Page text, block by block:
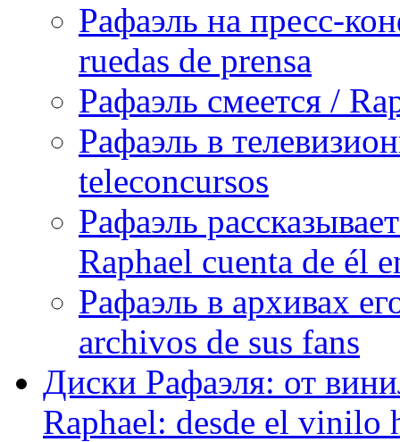
Рафаэль на пресс-
ruedas de prensa
Рафаэль смеется /
Рафаэль в
teleconcursos
Рафаэль
Raphael cuenta de él
Рафаэль в архивах
archivos de sus fans
Диски Рафаэля: от
Raphael: desde el vinilo